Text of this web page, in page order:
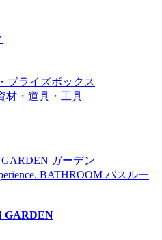
ブライズボックス
材・道具・工具
GARDEN ガーデン
BATHROOM バスルー
GARDEN